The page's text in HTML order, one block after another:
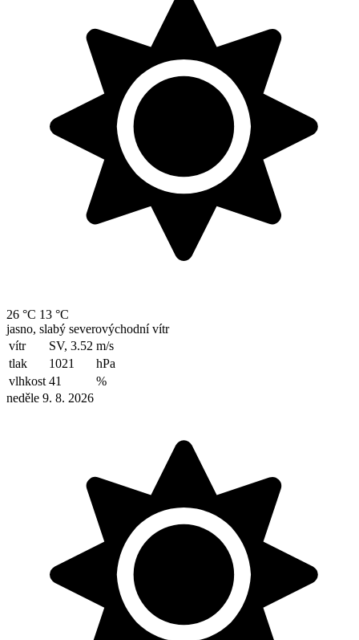
26 °C 13 °C
jasno, slabý severovýchodní vítr
vítr
SV, 3.52 m/s
tlak
1021
hPa
vlhkost 41
%
neděle 9. 8. 2026